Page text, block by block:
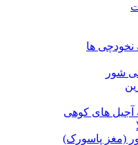
ها
شور
آجیل های کوهی
(مغز پاسورک)